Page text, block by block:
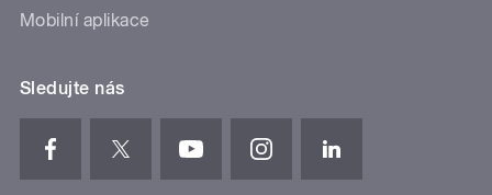
Mobilní aplikace
Sledujte nás